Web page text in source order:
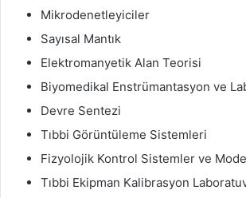
Mikrodenetleyiciler
Sayısal Mantık
Elektromanyetik Alan Teorisi
Biyomedikal Enstrümantasyon ve
Devre Sentezi
Tıbbi Görüntüleme Sistemleri
Fizyolojik Kontrol Sistemler ve
Tıbbi Ekipman Kalibrasyon